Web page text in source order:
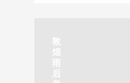
吉
林
市
北
云
探
古
南
京
玄
武
焦
作
红
秦
皇
岛
金
剑
川
下
梅
烟
雨
齐
敦
煌
雨
后